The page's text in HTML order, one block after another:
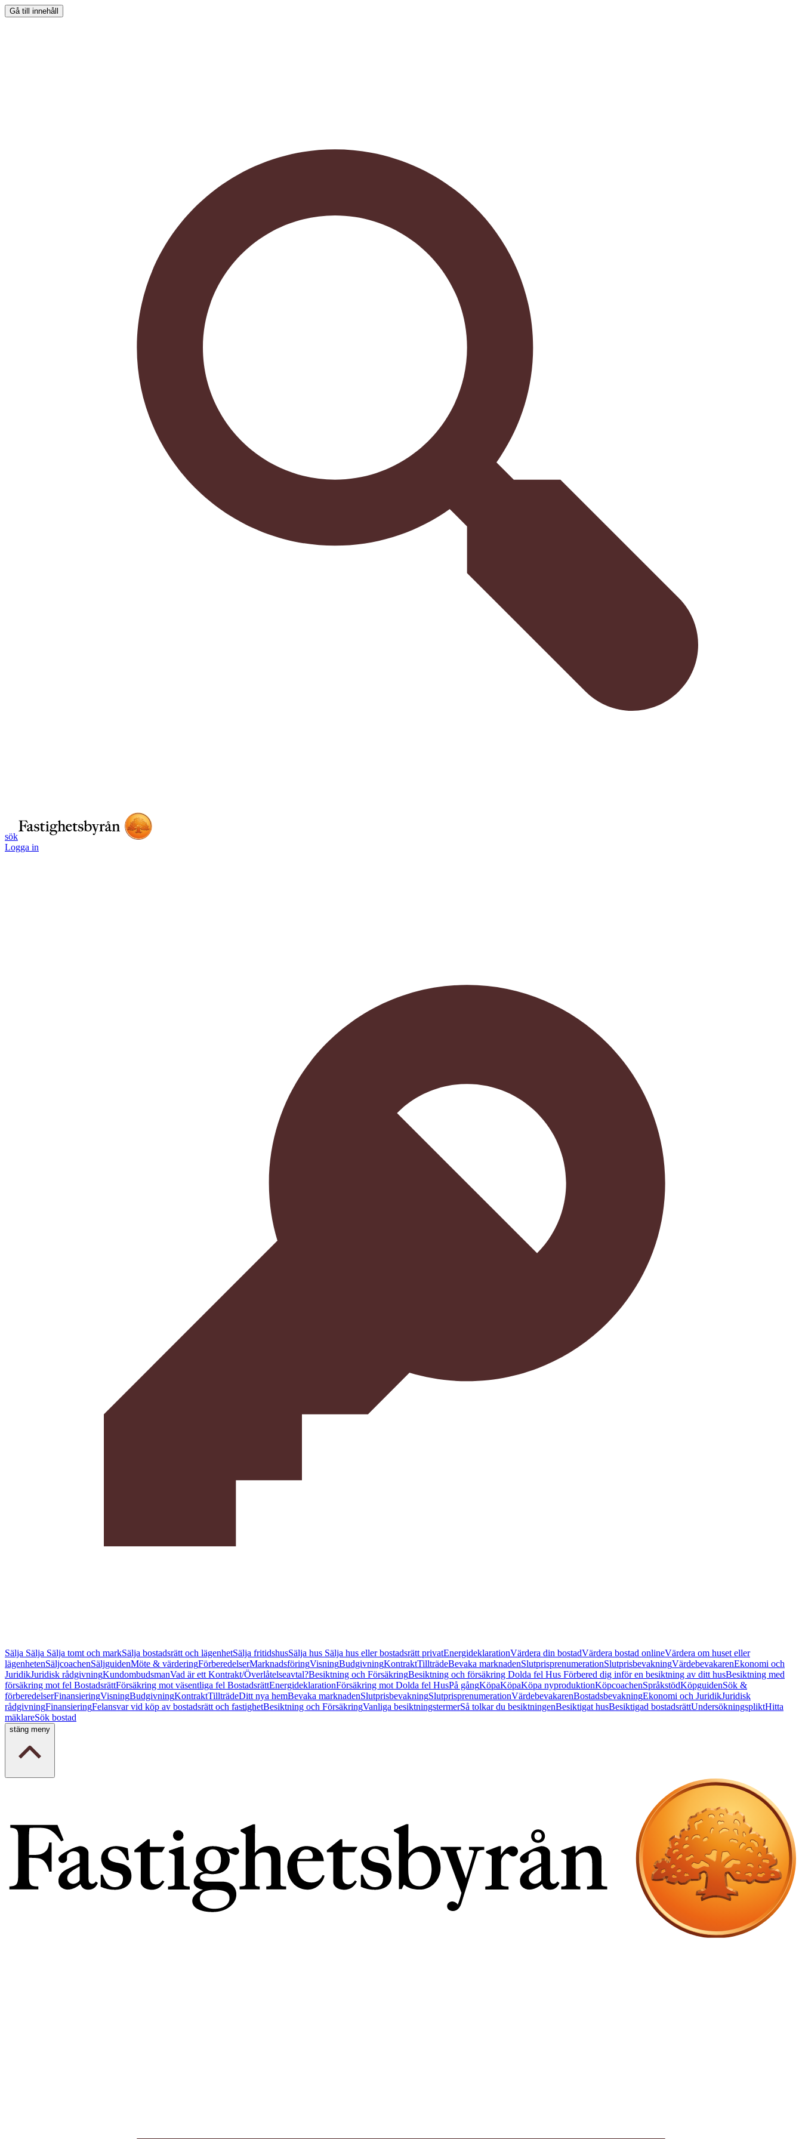
Gå till innehåll
sök
Logga in
Sälja Sälja Sälja tomt och markSälja bostadsrätt och lägenhetSälja fritidshusSälja hus Sälja hus eller bostadsrätt privatEnergideklarationVärdera din bostadVärdera bostad onlineVärdera om huset eller
lägenhetenSäljcoachenSäljguidenMöte & värderingFörberedelserMarknadsföringVisningBudgivningKontraktTillträdeBevaka marknadenSlutprisprenumerationSlutprisbevakningVärdebevakarenEkonomi och
JuridikJuridisk rådgivningKundombudsmanVad är ett Kontrakt/Överlåtelseavtal?Besiktning och FörsäkringBesiktning och försäkring Dolda fel Hus Förbered dig inför en besiktning av ditt husBesiktning med
försäkring mot fel BostadsrättFörsäkring mot väsentliga fel BostadsrättEnergideklarationFörsäkring mot Dolda fel HusPå gångKöpaKöpaKöpa nyproduktionKöpcoachenSpråkstödKöpguidenSök &
förberedelserFinansieringVisningBudgivningKontraktTillträdeDitt nya hemBevaka marknadenSlutprisbevakningSlutprisprenumerationVärdebevakarenBostadsbevakningEkonomi och JuridikJuridisk
rådgivningFinansieringFelansvar vid köp av bostadsrätt och fastighetBesiktning och FörsäkringVanliga besiktningstermerSå tolkar du besiktningenBesiktigat husBesiktigad bostadsrättUndersökningspliktHitta
mäklareSök bostad
stäng meny